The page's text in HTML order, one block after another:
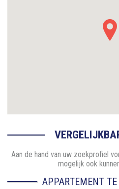
Aan de hand van uw zoekprofiel
mogelijk ook
APPARTEMENT TE